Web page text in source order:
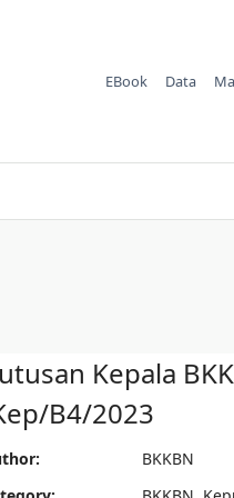
EBook Data
Kepala
B4/2023
BKKBN